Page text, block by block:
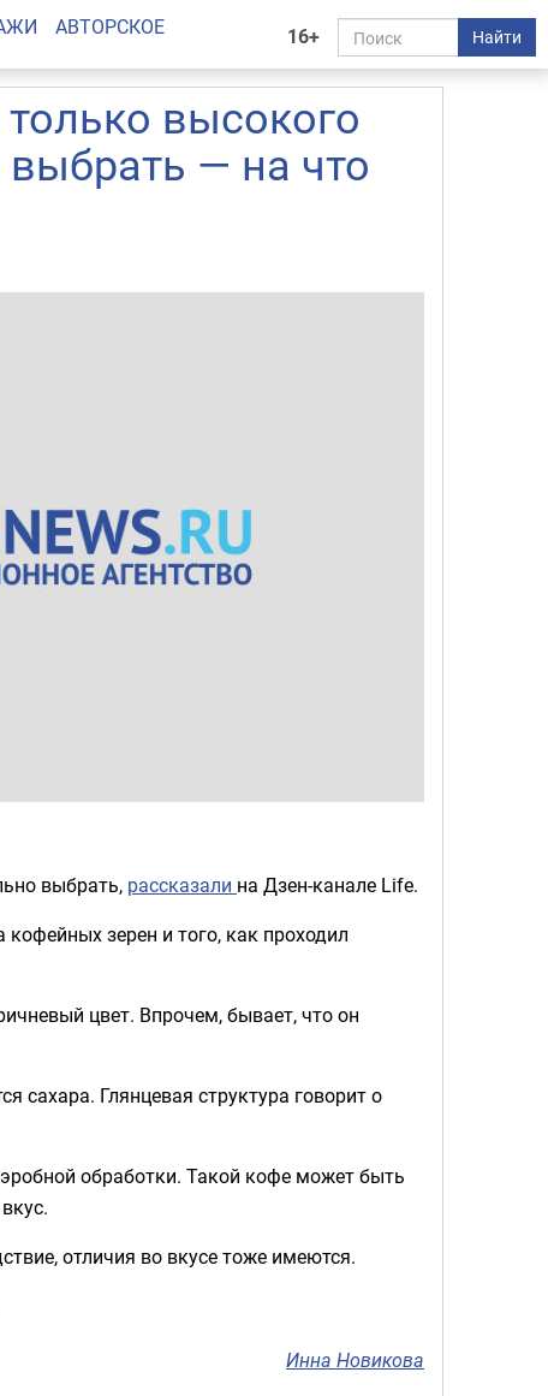
16+ Найти
АВТОРСКОЕ
высокого
выбрать — на что
выбрать, рассказали на Дзен-канале Life.
зерен и того, как проходил
цвет. Впрочем, бывает, что он
сахара. Глянцевая структура говорит о
обработки. Такой кофе может быть
отличия во вкусе тоже имеются.
Инна Новикова